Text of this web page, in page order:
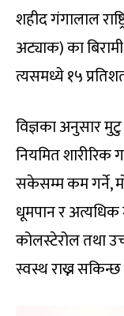
शहीद गंगालाल
अट्याक) का
त्यसमध्ये १५
विज्ञका अनुसार
नियमित शारीरिक
सकेसम्म कम गर्ने,
धूमपान र अत्यधिक
कोलस्टेरोल तथा
स्वस्थ राख्न सकिन्छ